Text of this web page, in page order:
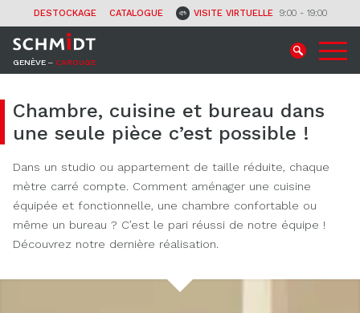
DESTOCKAGE CATALOGUE 9:00 - 19:00
VISITE VIRTUELLE
GENÈVE ‒ CAROUGE
CONTACT
Chambre, cuisine et bureau dans
une seule pièce c’est possible !
Dans un studio ou appartement de taille réduite, chaque
mètre carré compte. Comment aménager une cuisine
équipée et fonctionnelle, une chambre confortable ou
même un bureau ? C’est le pari réussi de notre équipe !
Découvrez notre dernière réalisation.